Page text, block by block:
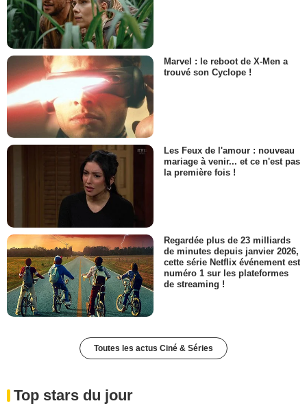
Marvel : le reboot de X-Men a
trouvé son Cyclope !
Les Feux de l'amour : nouveau
mariage à venir... et ce n'est pas
la première fois !
Regardée plus de 23 milliards
de minutes depuis janvier 2026,
cette série Netflix événement est
numéro 1 sur les plateformes
de streaming !
Toutes les actus Ciné & Séries
Top stars du jour